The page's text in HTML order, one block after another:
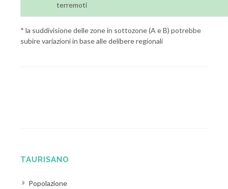
terremoti
* la suddivisione delle zone in sottozone (A e B) potrebbe
subire variazioni in base alle delibere regionali
TAURISANO
Popolazione